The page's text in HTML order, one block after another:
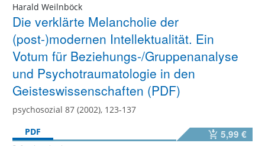
Harald Weilnböck
Die verklärte Melancholie der
(post-)modernen Intellektualität. Ein
Votum für Beziehungs-/Gruppenanalyse
und Psychotraumatologie in den
Geisteswissenschaften (PDF)
psychosozial 87 (2002), 123-137
PDF
5,99 €